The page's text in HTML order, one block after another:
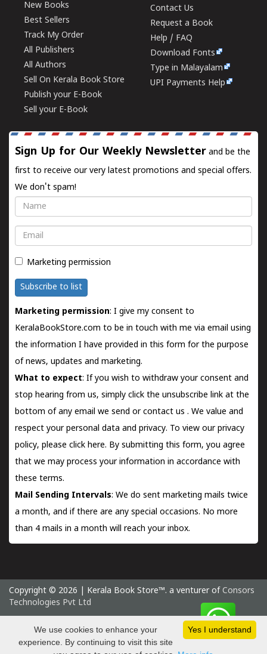
New Books
Best Sellers
Track My Order
All Publishers
All Authors
Sell On Kerala Book Store
Publish your E-Book
Sell your E-Book
Contact Us
Request a Book
Help / FAQ
Download Fonts
Type in Malayalam
UPI Payments Help
Sign Up for Our Weekly Newsletter and be the
first to receive our very latest promotions and special offers.
We don't spam!
Name
Email
Marketing permission
Subscribe to list
Marketing permission: I give my consent to
KeralaBookStore.com to be in touch with me via email using
the information I have provided in this form for the purpose
of news, updates and marketing.
What to expect: If you wish to withdraw your consent and
stop hearing from us, simply click the unsubscribe link at the
bottom of any email we send orcontact us . We value and
respect your personal data and privacy. To view our privacy
policy, please click here. By submitting this form, you agree
that we may process your information in accordance with
these terms.
Mail Sending Intervals: We do sent marketing mails twice
a month, and if there are any special occasions. No more
than 4 mails in a month will reach your inbox.
Copyright © 2026 | Kerala Book Store™. a venturer of Consors
Technologies Pvt Ltd
Sunday 9 August, 2026 IST
Yes I understand
We use cookies to enhance your
experience. By continuing to visit this site